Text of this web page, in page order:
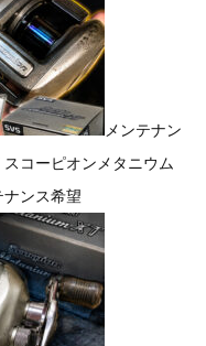
メンテナン
コーピオンメタニウム
ンス希望